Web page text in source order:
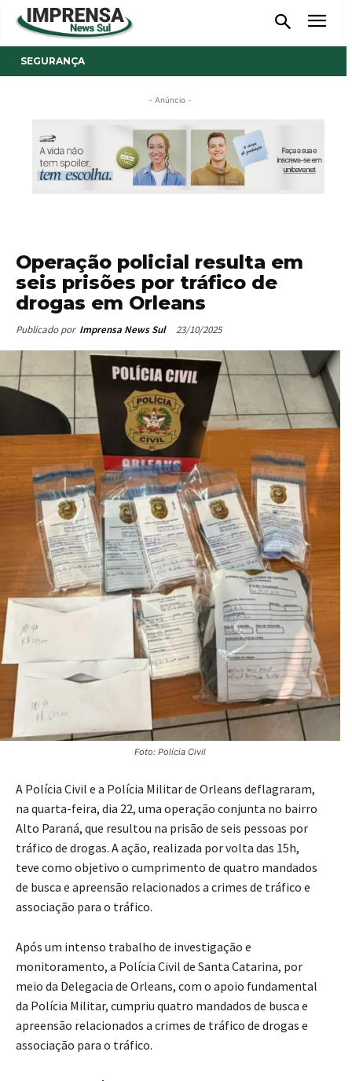
SEGURANÇA
- Anúncio -
Operação policial resulta em
seis prisões por tráfico de
drogas em Orleans
Publicado por Imprensa News Sul 23/10/2025
Foto: Polícia Civil
A Polícia Civil e a Polícia Militar de Orleans deflagraram,
na quarta-feira, dia 22, uma operação conjunta no bairro
Alto Paraná, que resultou na prisão de seis pessoas por
tráfico de drogas. A ação, realizada por volta das 15h,
teve como objetivo o cumprimento de quatro mandados
de busca e apreensão relacionados a crimes de tráfico e
associação para o tráfico.
Após um intenso trabalho de investigação e
monitoramento, a Polícia Civil de Santa Catarina, por
meio da Delegacia de Orleans, com o apoio fundamental
da Polícia Militar, cumpriu quatro mandados de busca e
apreensão relacionados a crimes de tráfico de drogas e
associação para o tráfico.